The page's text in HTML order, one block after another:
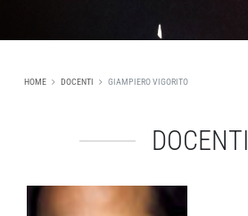
HOME DOCENTI GIAMPIERO VIGORITO
DOCENTI